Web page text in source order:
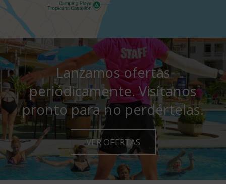
Lanzamos ofertas
periódicamente. Visítanos
pronto para no perdértelas.
VER OFERTAS